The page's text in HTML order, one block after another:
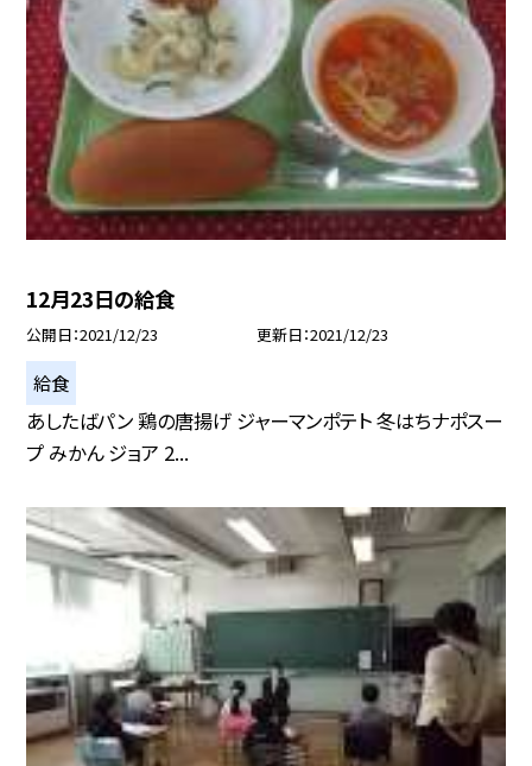
12月23日の給食
公開日 2021/12/23 更新日 2021/12/23
給食
あしたばパン 鶏の唐揚げ ジャーマンポテト 冬はちナポスー
プ みかん ジョア 2...